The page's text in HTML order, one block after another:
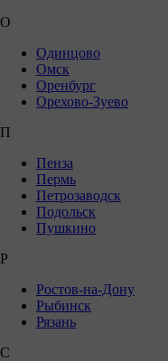
О
Одинцово
Омск
Оренбург
Орехово-Зуево
П
Пенза
Пермь
Петрозаводск
Подольск
Пушкино
Р
Ростов-на-Дону
Рыбинск
Рязань
С